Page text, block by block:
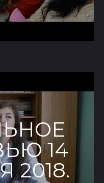
14
2018.